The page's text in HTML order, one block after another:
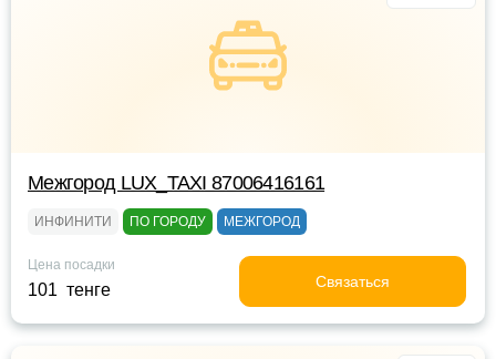
Межгород LUX_TAXI 87006416161
ИНФИНИТИ ПО ГОРОДУ МЕЖГОРОД
Цена посадки
101 тенге Связаться